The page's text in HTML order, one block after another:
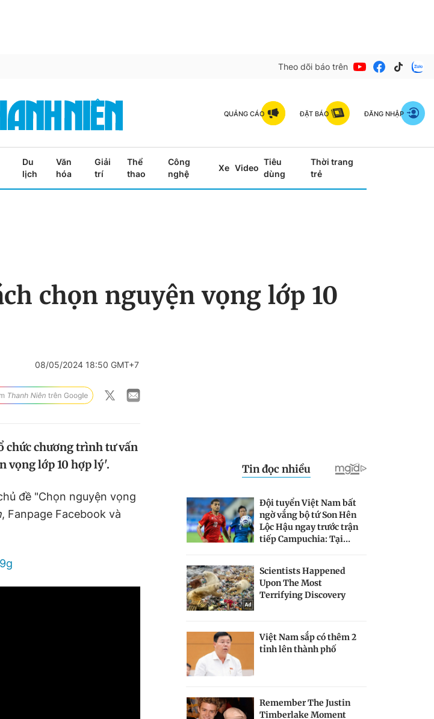
Theo dõi báo trên
QUẢNG CÁO ĐẶT BÁO ĐĂNG NHẬP
Du
lịch
Văn
hóa
Giải
trí
Thể
thao
Công
nghệ
Xe Video
Tiêu
dùng
Thời trang
trẻ
chọn nguyện vọng lớp 10
08/05/2024 18:50 GMT+7
chức chương trình tư vấn
vọng lớp 10 hợp lý'.
đề "Chọn nguyện vọng
, Fanpage Facebook và